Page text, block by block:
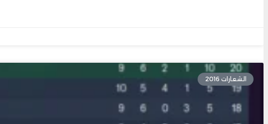
الشعارات 2016